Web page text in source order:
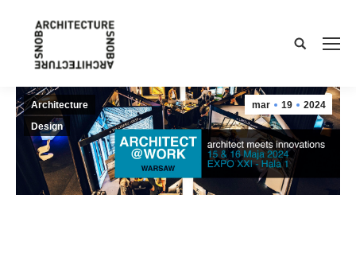
Search:
mar 19 2024
Architecture
Design